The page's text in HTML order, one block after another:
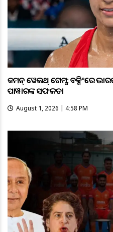
କମନ୍ ୱେଲଥ୍ ଗେମ୍ସ: ବକ୍ସିଂରେ
ପାୱାରଙ୍କ ସଫଳତା
August 1, 2026 | 4:58 PM